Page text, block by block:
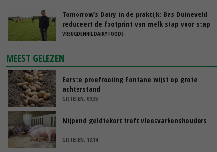
Tomorrow’s Dairy in de praktijk: Bas Duineveld
reduceert de footprint van melk stap voor stap
VREUGDENHIL DAIRY FOODS
MEEST GELEZEN
Eerste proefrooiing Fontane wijst op grote
achterstand
GISTEREN, 09:35
Nijpend geldtekort treft vleesvarkenshouders
GISTEREN, 13:14